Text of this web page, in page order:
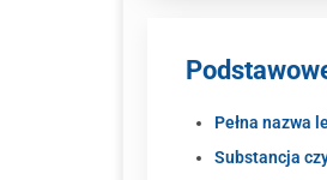
Pełna nazwa
Substancja